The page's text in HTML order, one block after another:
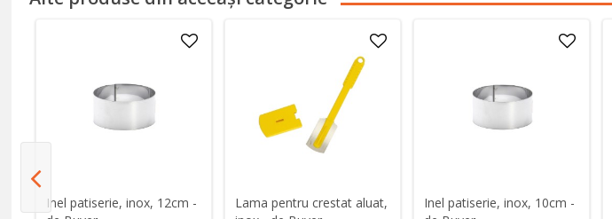
Inel patiserie, inox, 12cm -
Lama pentru crestat aluat,
Inel patiserie, inox, 10cm -